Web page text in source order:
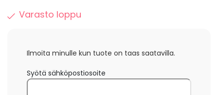
Varasto loppu
Ilmoita minulle kun tuote on taas saatavilla.
Syötä sähköpostiosoite